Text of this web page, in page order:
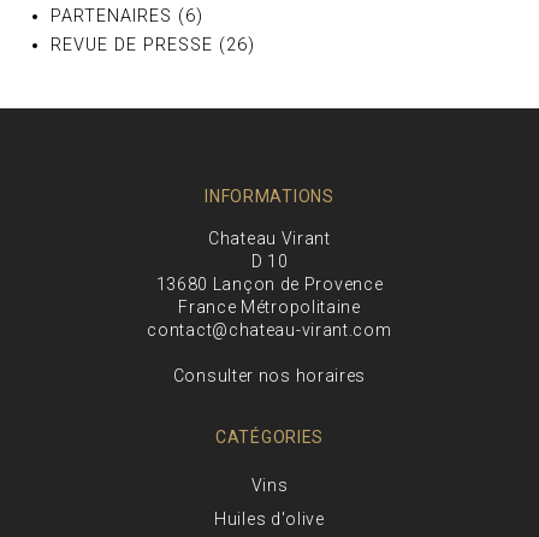
PARTENAIRES (6)
REVUE DE PRESSE (26)
INFORMATIONS
Chateau Virant
D 10
13680 Lançon de Provence
France Métropolitaine
contact@chateau-virant.com
Consulter nos horaires
CATÉGORIES
Vins
Huiles d'olive